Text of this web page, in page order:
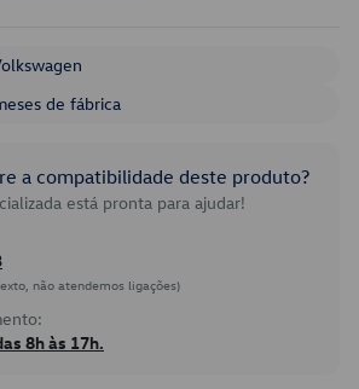
de fábrica
a compatibilidade deste produto?
está pronta para ajudar!
não atendemos ligações)
8h às 17h.